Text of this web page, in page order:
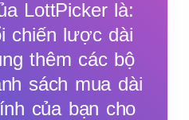
LottPicker là:
chiến lược dài
thêm các bộ
sách mua dài
của bạn cho